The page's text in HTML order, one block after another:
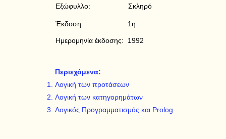
Σκληρό
1η
1992
Εξώφυλλο:
Έκδοση:
Ημερομηνία έκδοσης:
Περιεχόμενα:
Λογική των προτάσεων
Λογική των κατηγορημάτων
Λογικός Προγραμματισμός και Prolog